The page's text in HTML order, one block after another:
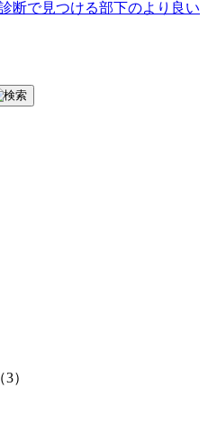
断で見つける部下のより良い
3）